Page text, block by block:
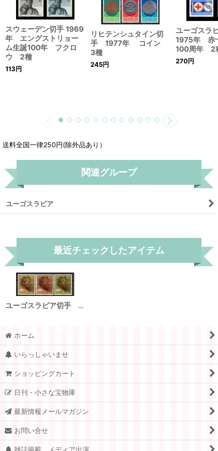
スウェーデン切手 1969
年 エングストリョー
ム生誕100年 フクロ
ウ 2種
113円
リヒテンシュタイン切
手 1977年 コイン
3種
245円
ユーゴス
1975年 赤
100周年 2
270円
送料全国一律250円(除外品あり）
関連グループ
ユーゴスラビア
最近チェックしたアイテム
ユーゴスラビア切手 1977年 ヨシップ・ブロズ 生誕89周年 3種
ホーム
いらっしゃいませ
ショッピングカート
日刊・小さな宝物庫
最新情報メールマガジン
お問い合せ
雑誌掲載、メディア出演